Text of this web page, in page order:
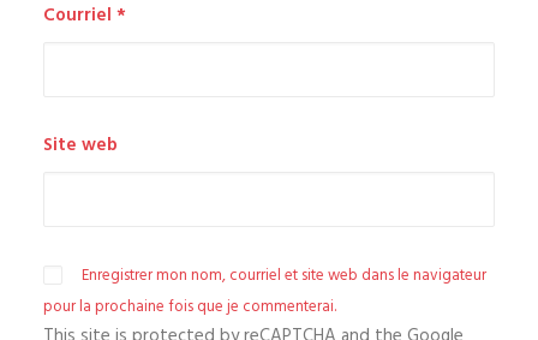
Courriel *
Site web
Enregistrer mon nom, courriel et site web dans le navigateur
pour la prochaine fois que je commenterai.